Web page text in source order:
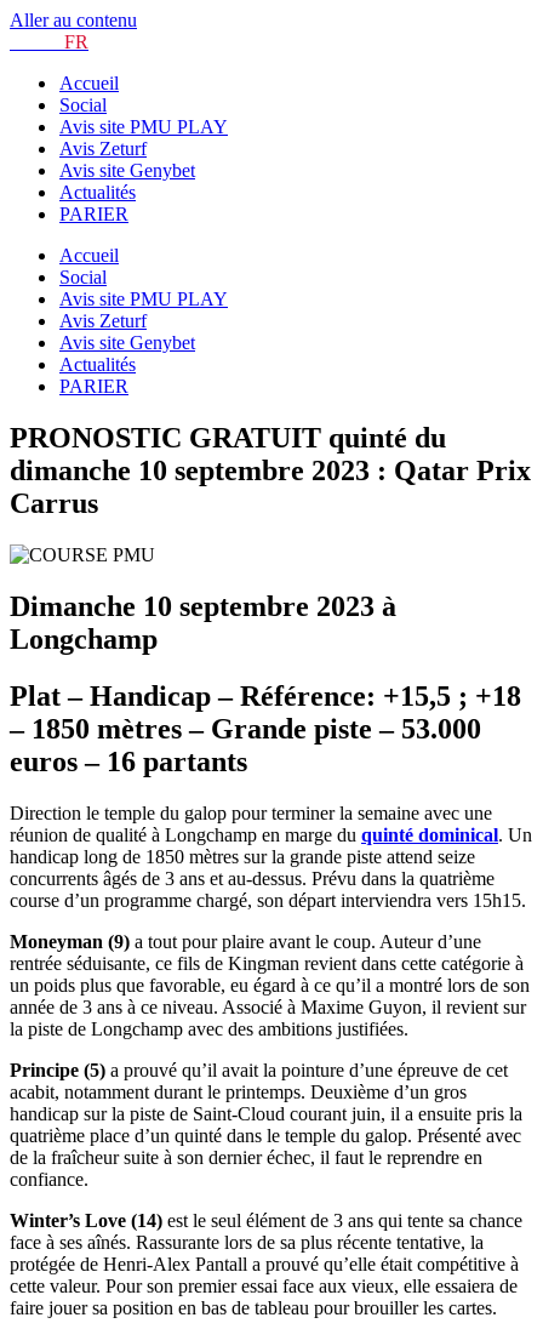
Aller au contenu
FR
Accueil
Social
Avis site PMU PLAY
Avis Zeturf
Avis site Genybet
Actualités
PARIER
Accueil
Social
Avis site PMU PLAY
Avis Zeturf
Avis site Genybet
Actualités
PARIER
PRONOSTIC GRATUIT quinté du
dimanche 10 septembre 2023 : Qatar Prix
Carrus
Dimanche 10 septembre 2023 à
Longchamp
Plat – Handicap – Référence: +15,5 ; +18
– 1850 mètres – Grande piste – 53.000
euros – 16 partants
Direction le temple du galop pour terminer la semaine avec une
réunion de qualité à Longchamp en marge du quinté dominical. Un
handicap long de 1850 mètres sur la grande piste attend seize
concurrents âgés de 3 ans et au-dessus. Prévu dans la quatrième
course d’un programme chargé, son départ interviendra vers 15h15.
Moneyman (9) a tout pour plaire avant le coup. Auteur d’une
rentrée séduisante, ce fils de Kingman revient dans cette catégorie à
un poids plus que favorable, eu égard à ce qu’il a montré lors de son
année de 3 ans à ce niveau. Associé à Maxime Guyon, il revient sur
la piste de Longchamp avec des ambitions justifiées.
Principe (5) a prouvé qu’il avait la pointure d’une épreuve de cet
acabit, notamment durant le printemps. Deuxième d’un gros
handicap sur la piste de Saint-Cloud courant juin, il a ensuite pris la
quatrième place d’un quinté dans le temple du galop. Présenté avec
de la fraîcheur suite à son dernier échec, il faut le reprendre en
confiance.
Winter’s Love (14) est le seul élément de 3 ans qui tente sa chance
face à ses aînés. Rassurante lors de sa plus récente tentative, la
protégée de Henri-Alex Pantall a prouvé qu’elle était compétitive à
cette valeur. Pour son premier essai face aux vieux, elle essaiera de
faire jouer sa position en bas de tableau pour brouiller les cartes.